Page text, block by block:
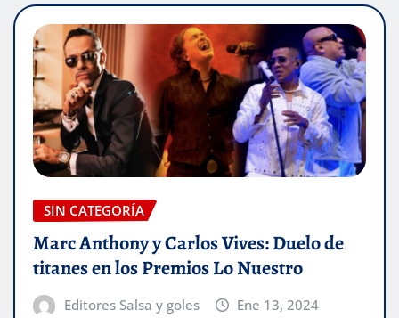
SIN CATEGORÍA
Marc Anthony y Carlos Vives: Duelo de
titanes en los Premios Lo Nuestro
Editores Salsa y goles Ene 13, 2024